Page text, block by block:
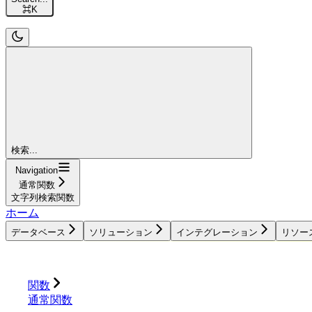
⌘K
検索...
Navigation
通常関数
文字列検索関数
ホーム
データベース ソリューション インテグレーション リソー
関数
通常関数